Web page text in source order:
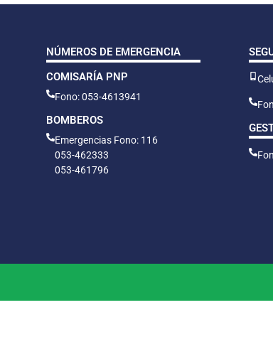
NÚMEROS DE EMERGENCIA
COMISARÍA PNP
Fono: 053-4613941
BOMBEROS
Emergencias Fono: 116
053-462333
053-461796